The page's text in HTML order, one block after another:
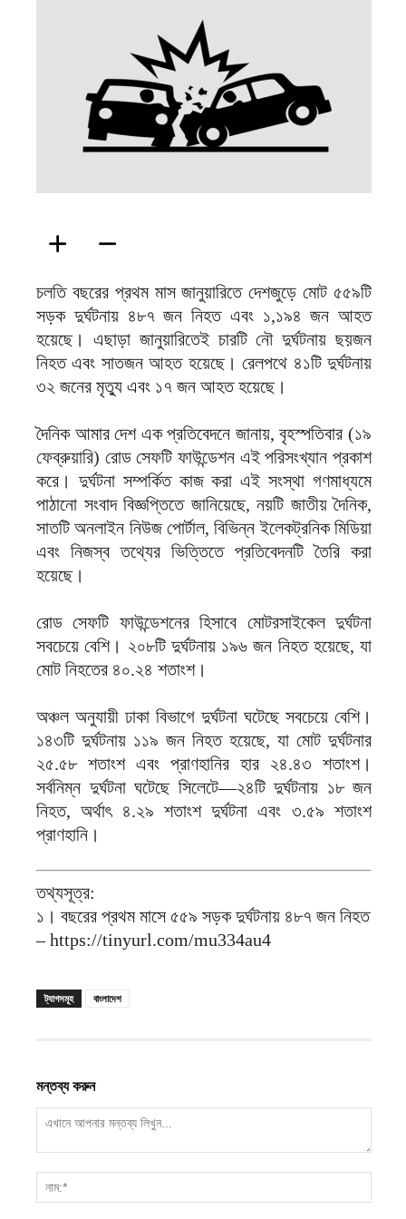
চলতি বছরের প্রথম মাস জানুয়ারিতে দেশজুড়ে মোট ৫৫৯টি
সড়ক দুর্ঘটনায় ৪৮৭ জন নিহত এবং ১,১৯৪ জন আহত
হয়েছে। এছাড়া জানুয়ারিতেই চারটি নৌ দুর্ঘটনায় ছয়জন
নিহত এবং সাতজন আহত হয়েছে। রেলপথে ৪১টি দুর্ঘটনায়
৩২ জনের মৃত্যু এবং ১৭ জন আহত হয়েছে।
দৈনিক আমার দেশ এক প্রতিবেদনে জানায়, বৃহস্পতিবার (১৯
ফেব্রুয়ারি) রোড সেফটি ফাউন্ডেশন এই পরিসংখ্যান প্রকাশ
করে। দুর্ঘটনা সম্পর্কিত কাজ করা এই সংস্থা গণমাধ্যমে
পাঠানো সংবাদ বিজ্ঞপ্তিতে জানিয়েছে, নয়টি জাতীয় দৈনিক,
সাতটি অনলাইন নিউজ পোর্টাল, বিভিন্ন ইলেকট্রনিক মিডিয়া
এবং নিজস্ব তথ্যের ভিত্তিতে প্রতিবেদনটি তৈরি করা
হয়েছে।
রোড সেফটি ফাউন্ডেশনের হিসাবে মোটরসাইকেল দুর্ঘটনা
সবচেয়ে বেশি। ২০৮টি দুর্ঘটনায় ১৯৬ জন নিহত হয়েছে, যা
মোট নিহতের ৪০.২৪ শতাংশ।
অঞ্চল অনুযায়ী ঢাকা বিভাগে দুর্ঘটনা ঘটেছে সবচেয়ে বেশি।
১৪৩টি দুর্ঘটনায় ১১৯ জন নিহত হয়েছে, যা মোট দুর্ঘটনার
২৫.৫৮ শতাংশ এবং প্রাণহানির হার ২৪.৪৩ শতাংশ।
সর্বনিম্ন দুর্ঘটনা ঘটেছে সিলেটে—২৪টি দুর্ঘটনায় ১৮ জন
নিহত, অর্থাৎ ৪.২৯ শতাংশ দুর্ঘটনা এবং ৩.৫৯ শতাংশ
প্রাণহানি।
তথ্যসূত্র:
১। বছরের প্রথম মাসে ৫৫৯ সড়ক দুর্ঘটনায় ৪৮৭ জন নিহত
– https://tinyurl.com/mu334au4
ট্যাগসমূহ বাংলাদেশ
মন্তব্য করুন